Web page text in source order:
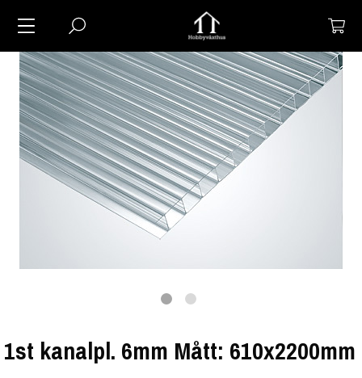
1st kanalpl. 6mm Mått: 610x2200mm